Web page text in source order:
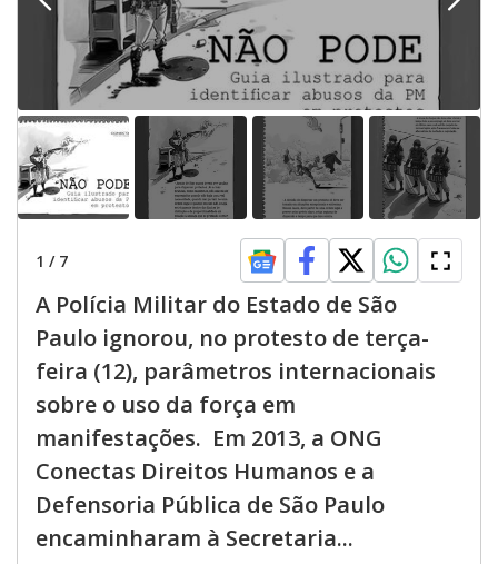
1 / 7
A Polícia Militar do Estado de São
Paulo ignorou, no protesto de terça-
feira (12), parâmetros internacionais
sobre o uso da força em
manifestações. Em 2013, a ONG
Conectas Direitos Humanos e a
Defensoria Pública de São Paulo
encaminharam à Secretaria...